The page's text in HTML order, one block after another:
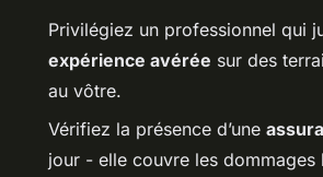
Privilégiez un professionnel qui
expérience avérée sur des
au vôtre.
Vérifiez la présence d’une
jour - elle couvre les dommages